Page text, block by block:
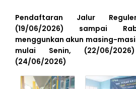
Pendaftaran Jalur
(19/06/2026) sampai
menggunkan akun masing-
mulai Senin, (22/06/
(24/06/2026)